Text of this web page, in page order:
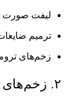
لیفت صورت
ترمیم
زخم‌های
۲. زخم‌های ناحیه تنه